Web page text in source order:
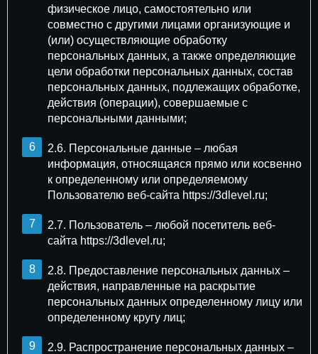
физическое лицо, самостоятельно или
совместно с другими лицами организующие и
(или) осуществляющие обработку
персональных данных, а также определяющие
цели обработки персональных данных, состав
персональных данных, подлежащих обработке,
действия (операции), совершаемые с
персональными данными;
2.6. Персональные данные – любая
информация, относящаяся прямо или косвенно
к определенному или определяемому
Пользователю веб-сайта https://3dlevel.ru;
2.7. Пользователь – любой посетитель веб-
сайта https://3dlevel.ru;
2.8. Предоставление персональных данных –
действия, направленные на раскрытие
персональных данных определенному лицу или
определенному кругу лиц;
2.9. Распространение персональных данных –